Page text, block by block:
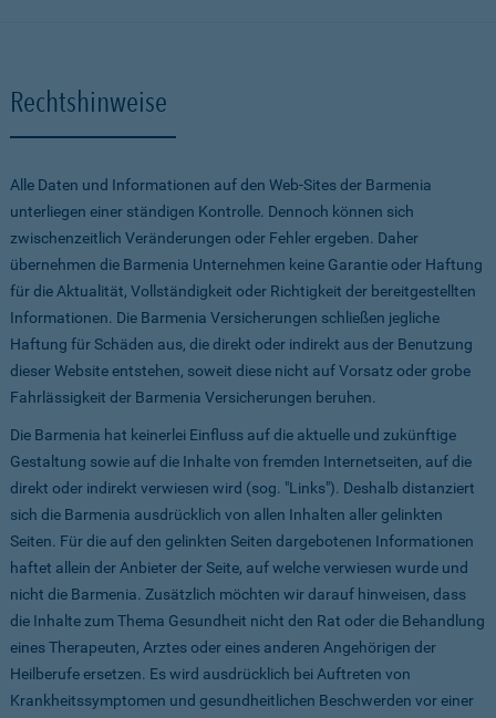
Rechtshinweise
Alle Daten und Informationen auf den Web-Sites der Barmenia
unterliegen einer ständigen Kontrolle. Dennoch können sich
zwischenzeitlich Veränderungen oder Fehler ergeben. Daher
übernehmen die Barmenia Unternehmen keine Garantie oder Haftung
für die Aktualität, Vollständigkeit oder Richtigkeit der bereitgestellten
Informationen. Die Barmenia Versicherungen schließen jegliche
Haftung für Schäden aus, die direkt oder indirekt aus der Benutzung
dieser Website entstehen, soweit diese nicht auf Vorsatz oder grobe
Fahrlässigkeit der Barmenia Versicherungen beruhen.
Die Barmenia hat keinerlei Einfluss auf die aktuelle und zukünftige
Gestaltung sowie auf die Inhalte von fremden Internetseiten, auf die
direkt oder indirekt verwiesen wird (sog. "Links"). Deshalb distanziert
sich die Barmenia ausdrücklich von allen Inhalten aller gelinkten
Seiten. Für die auf den gelinkten Seiten dargebotenen Informationen
haftet allein der Anbieter der Seite, auf welche verwiesen wurde und
nicht die Barmenia. Zusätzlich möchten wir darauf hinweisen, dass
die Inhalte zum Thema Gesundheit nicht den Rat oder die Behandlung
eines Therapeuten, Arztes oder eines anderen Angehörigen der
Heilberufe ersetzen. Es wird ausdrücklich bei Auftreten von
Krankheitssymptomen und gesundheitlichen Beschwerden vor einer